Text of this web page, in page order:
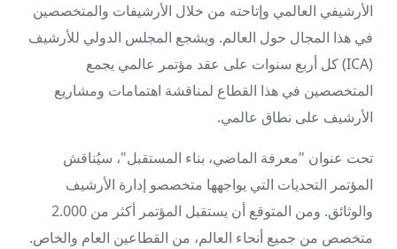
الأرشيفي العالمي وإتاحته من خلال الأرشيفات والمتخصصين
في هذا المجال حول العالم. ويشجع المجلس الدولي للأرشيف
(ICA) كل أربع سنوات على عقد مؤتمر عالمي يجمع
المتخصصين في هذا القطاع لمناقشة اهتمامات ومشاريع
الأرشيف على نطاق عالمي.
تحت عنوان "معرفة الماضي، بناء المستقبل"، سيُناقش
المؤتمر التحديات التي يواجهها متخصصو إدارة الأرشيف
والوثائق. ومن المتوقع أن يستقبل المؤتمر أكثر من 2.000
متخصص من جميع أنحاء العالم، من القطاعين العام والخاص.